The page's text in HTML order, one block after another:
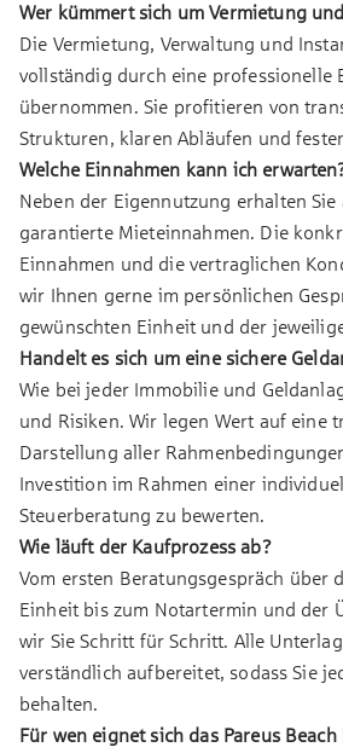
Wer kümmert sich um Vermietung
Die Vermietung, Verwaltung und
vollständig durch eine professionelle
übernommen. Sie profitieren von
Strukturen, klaren Abläufen und
Welche Einnahmen kann ich
Neben der Eigennutzung erhalten Sie
garantierte Mieteinnahmen. Die
Einnahmen und die vertraglichen
wir Ihnen gerne im persönlichen
gewünschten Einheit und der
Handelt es sich um eine sichere
Wie bei jeder Immobilie und
und Risiken. Wir legen Wert auf eine
Darstellung aller
Investition im Rahmen einer
Steuerberatung zu bewerten.
Wie läuft der Kaufprozess ab?
Vom ersten Beratungsgespräch über
Einheit bis zum Notartermin und der
wir Sie Schritt für Schritt. Alle
verständlich aufbereitet, sodass Sie
behalten.
Für wen eignet sich das Pareus